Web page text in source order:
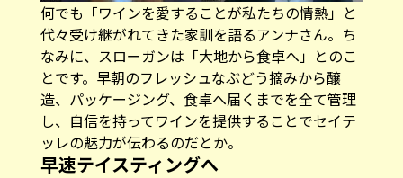
何でも「ワインを愛することが私たちの情熱」と
代々受け継がれてきた家訓を語るアンナさん。ち
なみに、スローガンは「大地から食卓へ」とのこ
とです。早朝のフレッシュなぶどう摘みから醸
造、パッケージング、食卓へ届くまでを全て管理
し、自信を持ってワインを提供することでセイテ
ッレの魅力が伝わるのだとか。
早速テイスティングへ